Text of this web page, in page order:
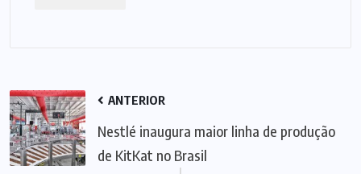
ANTERIOR
Nestlé inaugura maior linha de produção
de KitKat no Brasil